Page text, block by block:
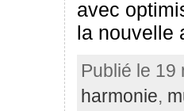
avec
la nouvelle
Publié le
harmonie,